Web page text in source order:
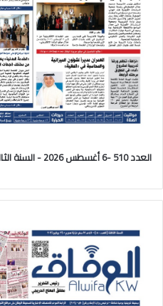
العدد 510 -6 أغسطس 2026 - السنة الثالثة